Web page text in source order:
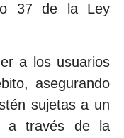
37 de la Ley
a los usuarios
asegurando
sujetas a un
a través de la